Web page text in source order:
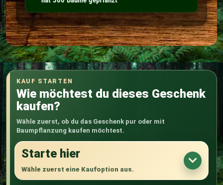
KAUF STARTEN
Wie möchtest du dieses Geschenk
kaufen?
Wähle zuerst, ob du das Geschenk pur oder mit
Baumpflanzung kaufen möchtest.
Starte hier
Wähle zuerst eine Kaufoption aus.